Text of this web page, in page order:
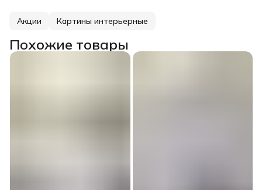
Акции Картины интерьерные
Похожие товары